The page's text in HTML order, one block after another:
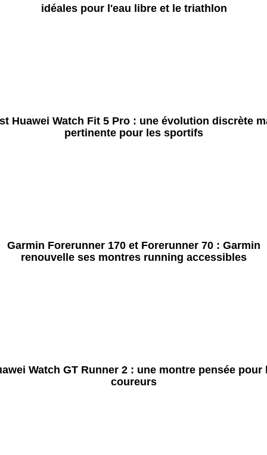
idéales pour l'eau libre et le triathlon
Huawei Watch Fit 5 Pro : une évolution discrète
pertinente pour les sportifs
Garmin Forerunner 170 et Forerunner 70 : Garmin
renouvelle ses montres running accessibles
Watch GT Runner 2 : une montre pensée pour
coureurs